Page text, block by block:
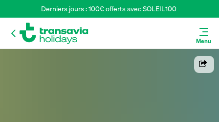
Derniers jours : 100€ offerts avec SOLEIL100
Menu